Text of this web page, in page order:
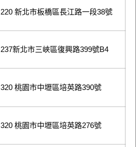
220 新北市板橋區長江路一段38號
237新北市三峽區復興路399號B4
320 桃園市中壢區培英路390號
320 桃園市中壢區培英路276號